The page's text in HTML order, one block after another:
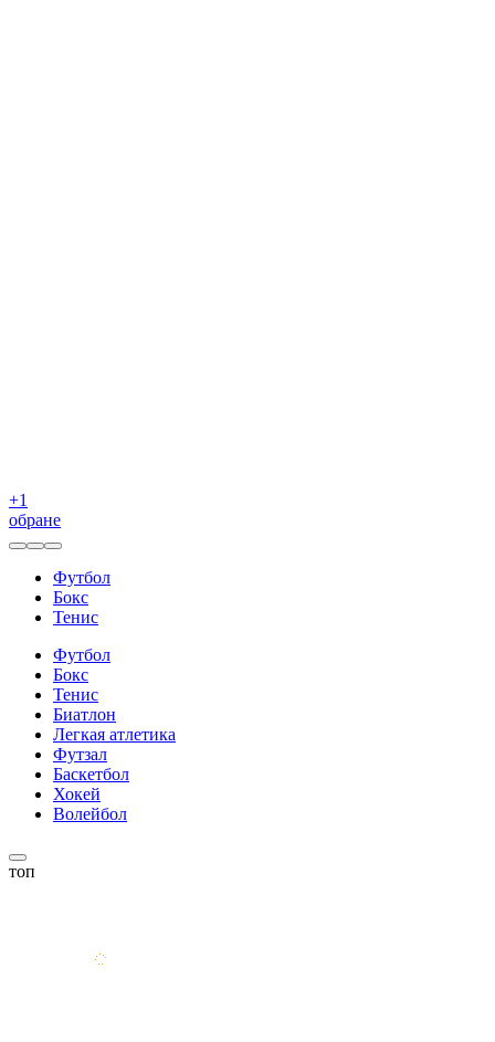
+1
обране
Футбол
Бокс
Тенис
Футбол
Бокс
Тенис
Биатлон
Легкая атлетика
Футзал
Баскетбол
Хокей
Волейбол
топ